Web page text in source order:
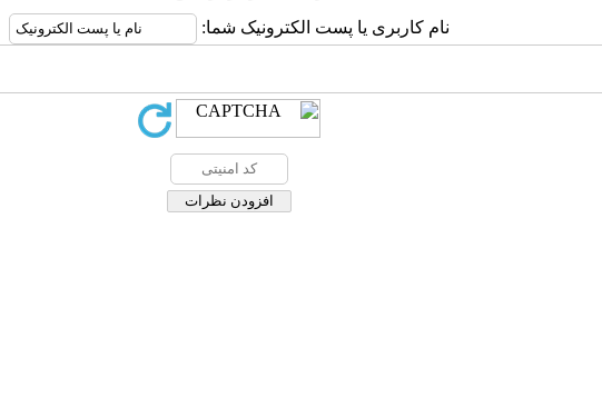
نام کاربری یا پست الکترونیک شما: